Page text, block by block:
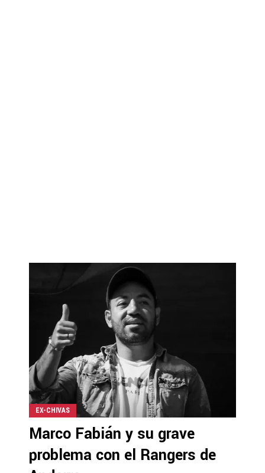
EX-CHIVAS
Marco Fabián y su grave
problema con el Rangers de